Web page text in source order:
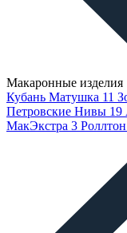
Макаронные изделия
Кубань Матушка 11
Петровские Нивы 19
МакЭкстра 3 Роллтон